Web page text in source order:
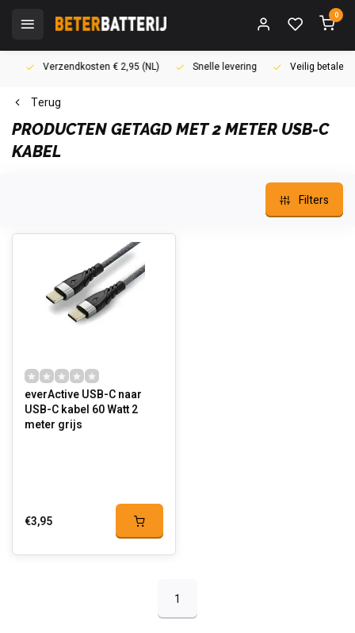
0
Verzendkosten € 2,95 (NL) Snelle levering Veilig betalen
Terug
PRODUCTEN GETAGD MET 2 METER USB-C
KABEL
Filters
everActive USB-C naar
USB-C kabel 60 Watt 2
meter grijs
€3,95
1